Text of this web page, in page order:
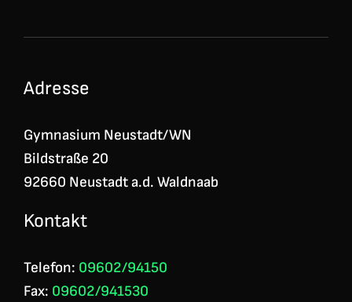
Adresse
Gymnasium Neustadt/WN
Bildstraße 20
92660 Neustadt a.d. Waldnaab
Kontakt
Telefon: 09602/94150
Fax: 09602/941530